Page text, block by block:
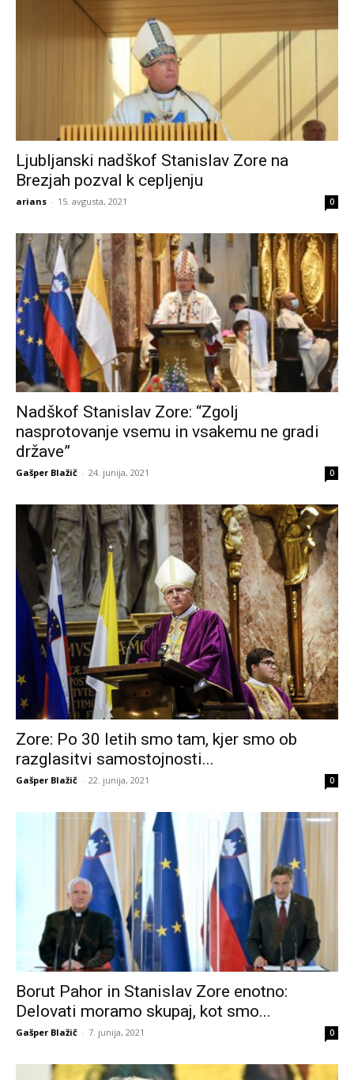
Ljubljanski nadškof Stanislav Zore na
Brezjah pozval k cepljenju
arians - 15. avgusta, 2021 0
Nadškof Stanislav Zore: “Zgolj
nasprotovanje vsemu in vsakemu ne gradi
države”
Gašper Blažič - 24. junija, 2021 0
Zore: Po 30 letih smo tam, kjer smo ob
razglasitvi samostojnosti...
Gašper Blažič - 22. junija, 2021 0
Borut Pahor in Stanislav Zore enotno:
Delovati moramo skupaj, kot smo...
Gašper Blažič - 7. junija, 2021 0